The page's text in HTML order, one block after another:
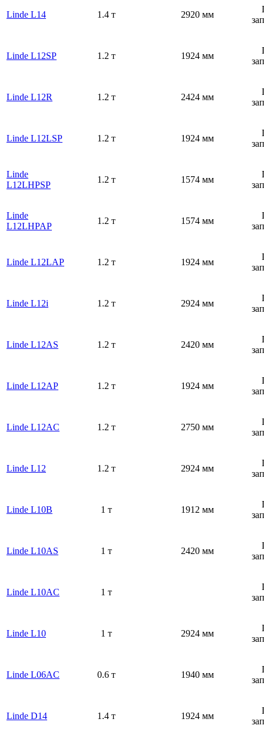
Linde L14 1.4 т 2920 мм
Linde L12SP 1.2 т 1924 мм
Linde L12R 1.2 т 2424 мм
Linde L12LSP 1.2 т 1924 мм
Linde
L12LHPSP
1.2 т 1574 мм
Linde
L12LHPAP
1.2 т 1574 мм
Linde L12LAP 1.2 т 1924 мм
Linde L12i 1.2 т 2924 мм
Linde L12AS 1.2 т 2420 мм
Linde L12AP 1.2 т 1924 мм
Linde L12AC 1.2 т 2750 мм
Linde L12 1.2 т 2924 мм
Linde L10B 1 т 1912 мм
Linde L10AS 1 т 2420 мм
Linde L10AC 1 т
Linde L10 1 т 2924 мм
Linde L06AC 0.6 т 1940 мм
Linde D14 1.4 т 1924 мм